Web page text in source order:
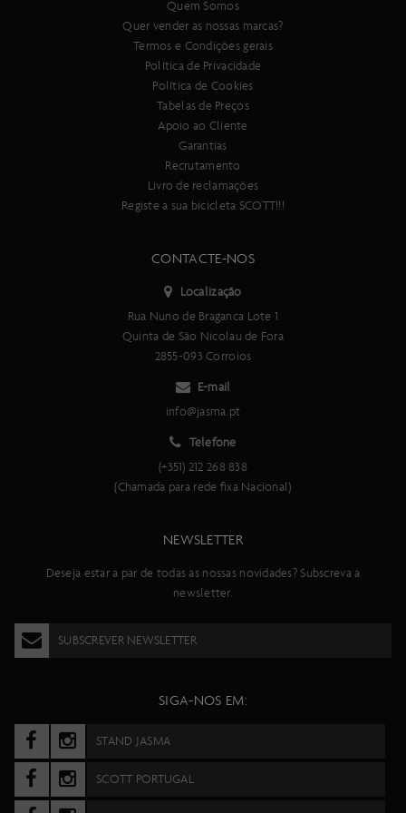
Quem Somos
Quer vender as nossas marcas?
Termos e Condições gerais
Política de Privacidade
Política de Cookies
Tabelas de Preços
Apoio ao Cliente
Garantias
Recrutamento
Livro de reclamações
Registe a sua bicicleta SCOTT!!!
CONTACTE-NOS
Localização
Rua Nuno de Braganca Lote 1
Quinta de São Nicolau de Fora
2855-093 Corroios
E-mail
info@jasma.pt
Telefone
(+351) 212 268 838
(Chamada para rede fixa Nacional)
NEWSLETTER
Deseja estar a par de todas as nossas novidades? Subscreva a
newsletter.
SUBSCREVER NEWSLETTER
SIGA-NOS EM:
STAND JASMA
SCOTT PORTUGAL